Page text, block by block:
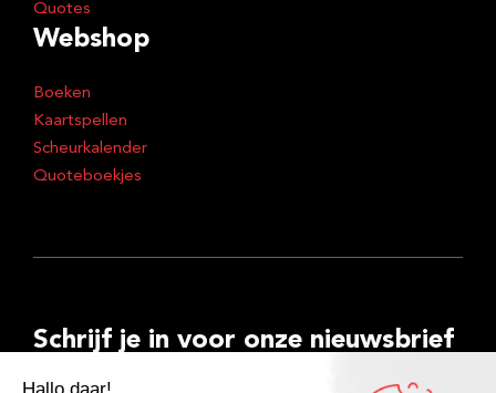
Quotes
Webshop
Boeken
Kaartspellen
Scheurkalender
Quoteboekjes
Schrijf je in voor onze nieuwsbrief